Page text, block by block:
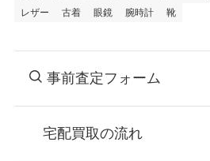
レザー
古着 眼鏡 腕時計 靴
事前査定フォーム
宅配買取の流れ